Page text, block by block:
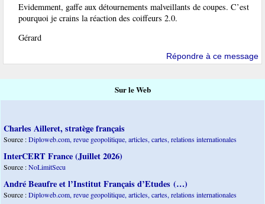
Evidemment, gaffe aux détournements malveillants de coupes. C’est
pourquoi je crains la réaction des coiffeurs 2.0.
Gérard
Répondre à ce message
Sur le Web
Charles Ailleret, stratège français
Source :Diploweb.com, revue geopolitique, articles, cartes, relations internationales
InterCERT France (Juillet 2026)
Source :NoLimitSecu
André Beaufre et l’Institut Français d’Etudes (…)
Source :Diploweb.com, revue geopolitique, articles, cartes, relations internationales